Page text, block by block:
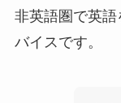
非英語圏で英
バイスです。